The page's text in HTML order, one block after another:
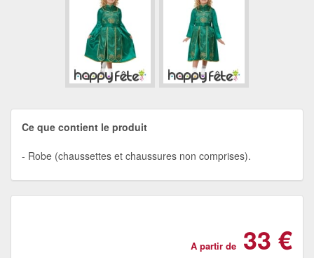
Ce que contient le produit
Robe (chaussettes et chaussures non comprises).
A partir de 33 €